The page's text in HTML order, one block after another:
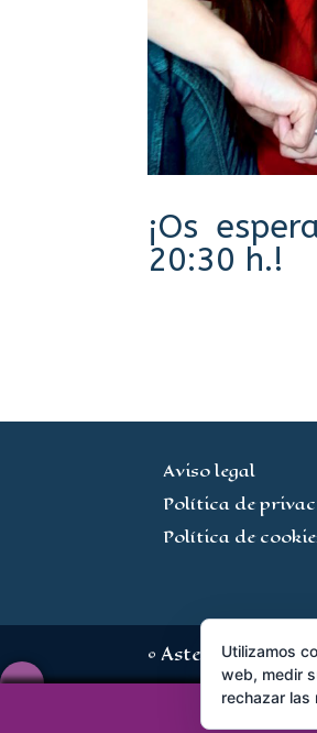
¡Os
20:30 h.!
Aviso legal
Política de
Política de
© Astermagonia
Utilizamos
web, medir
rechazar las